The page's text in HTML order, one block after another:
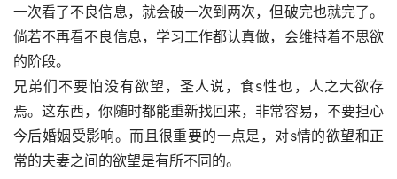
一次看了不良信息，就会破一次到两次，但破完也就完了。
倘若不再看不良信息，学习工作都认真做，会维持着不思欲
的阶段。
兄弟们不要怕没有欲望，圣人说，食s性也，人之大欲存
焉。这东西，你随时都能重新找回来，非常容易，不要担心
今后婚姻受影响。而且很重要的一点是，对s情的欲望和正
常的夫妻之间的欲望是有所不同的。